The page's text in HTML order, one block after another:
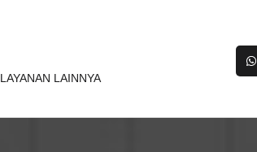
LAYANAN LAINNYA